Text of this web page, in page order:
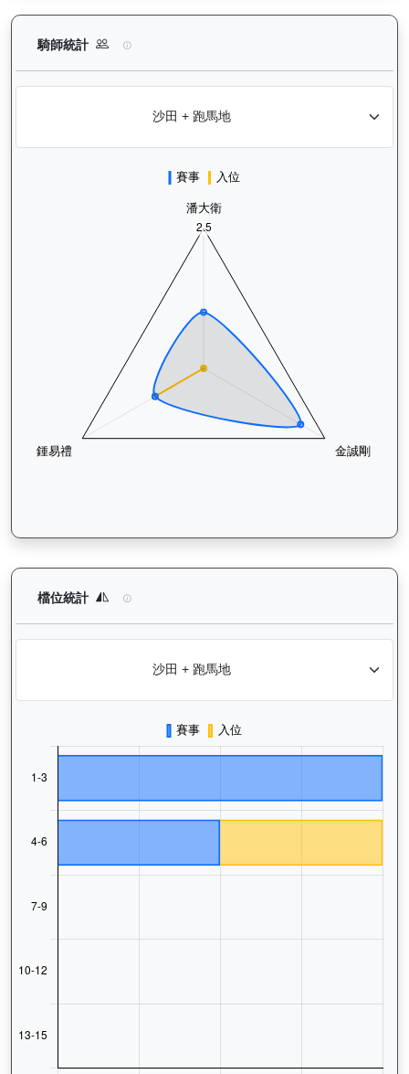
騎師統計 正義波（K473）— 騎師統計分析：查看各騎師
檔位統計 正義波（K473）— 檔位統計分析：查看馬匹在